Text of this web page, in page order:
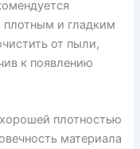
и гладким
от пыли,
к появлению
плотностью
материала